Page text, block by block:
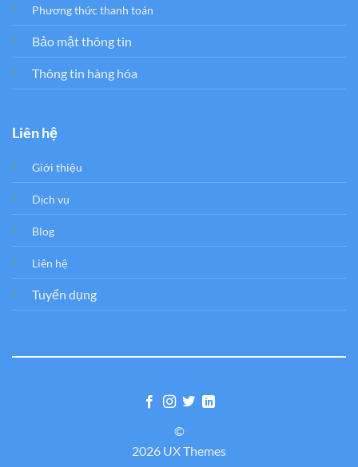
Phương thức thanh toán
Bảo mật thông tin
Thông tin hàng hóa
Liên hệ
Giới thiệu
Dịch vụ
Blog
Liên hệ
Tuyển dụng
©
2026 UX Themes